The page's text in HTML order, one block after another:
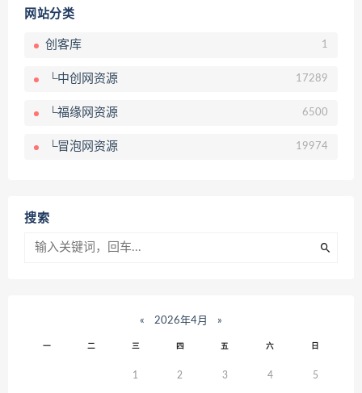
网站分类
创客库 1
└中创网资源 17289
└福缘网资源 6500
└冒泡网资源 19974
搜索
« 2026年4月 »
一 二 三 四 五 六 日
1 2 3 4 5